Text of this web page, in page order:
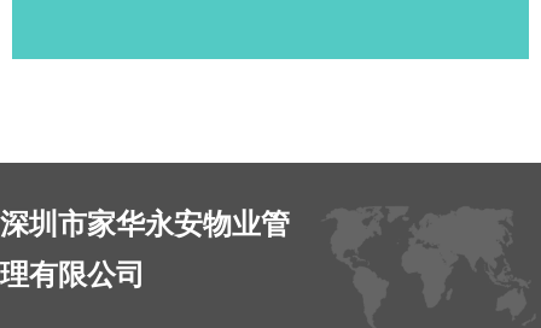
深圳市家华永安物业管
理有限公司